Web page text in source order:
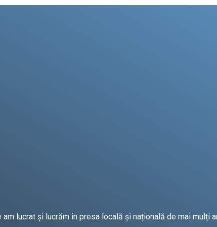
lucrat și lucrăm în presa locală și națională de mai mulți